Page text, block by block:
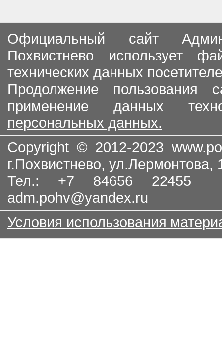
Официальный сайт
Похвистнево использует
технических данных
Продолжение пользования
применение данных
персональных данных.
Copyright © 2012-2023
г.Похвистнево, ул.Лермонтова,
Тел.: +7 84656
adm.pohv@yandex.ru
Условия использования